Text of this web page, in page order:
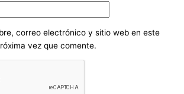
correo electrónico y sitio web en este
vez que comente.